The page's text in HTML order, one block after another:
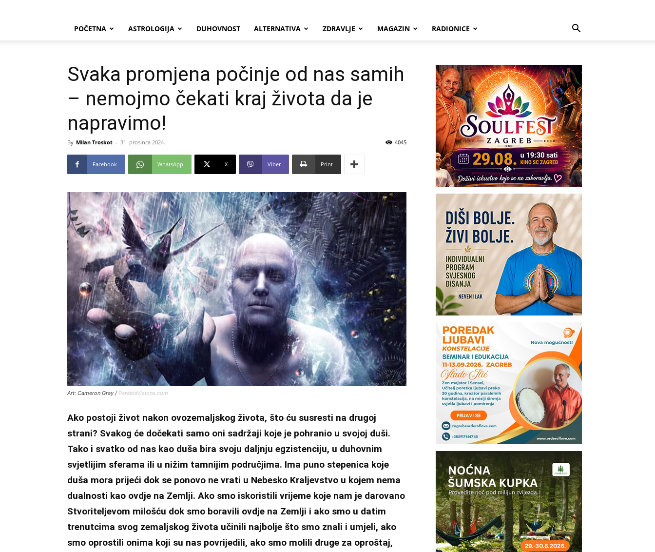
POČETNA ASTROLOGIJA DUHOVNOST ALTERNATIVA ZDRAVLJE MAGAZIN RADIONICE
Svaka promjena počinje od nas samih
– nemojmo čekati kraj života da je
napravimo!
By Milan Troskot - 31. prosinca 2024. 4045
Facebook WhatsApp X Viber Print
Art: Cameron Gray /ParableVisions.com
Ako postoji život nakon ovozemaljskog života, što ću susresti na drugoj
strani? Svakog će dočekati samo oni sadržaji koje je pohranio u svojoj duši.
Tako i svatko od nas kao duša bira svoju daljnju egzistenciju, u duhovnim
svjetlijim sferama ili u nižim tamnijim područjima. Ima puno stepenica koje
duša mora prijeći dok se ponovo ne vrati u Nebesko Kraljevstvo u kojem nema
dualnosti kao ovdje na Zemlji. Ako smo iskoristili vrijeme koje nam je darovano
Stvoriteljevom milošću dok smo boravili ovdje na Zemlji i ako smo u datim
trenutcima svog zemaljskog života učinili najbolje što smo znali i umjeli, ako
smo oprostili onima koji su nas povrijedili, ako smo molili druge za oproštaj,